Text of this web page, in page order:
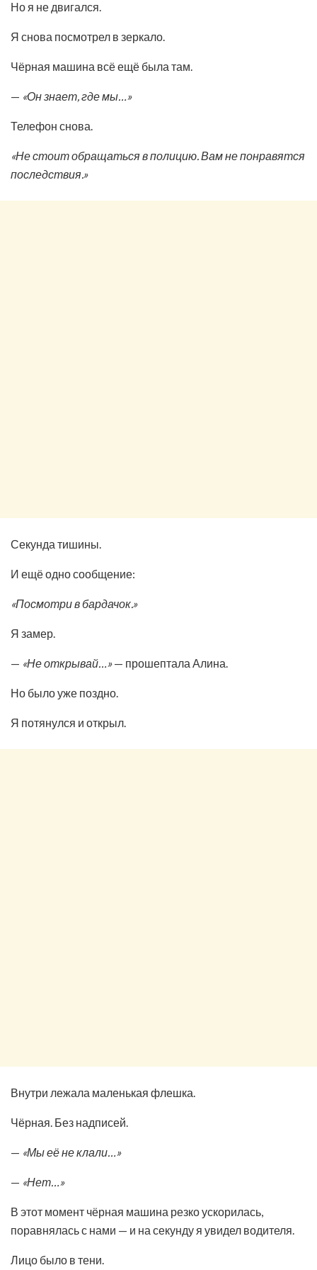
Но я не двигался.
Я снова посмотрел в зеркало.
Чёрная машина всё ещё была там.
— «Он знает, где мы…»
Телефон снова.
«Не стоит обращаться в полицию. Вам не понравятся
последствия.»
Секунда тишины.
И ещё одно сообщение:
«Посмотри в бардачок.»
Я замер.
— «Не открывай…»— прошептала Алина.
Но было уже поздно.
Я потянулся и открыл.
Внутри лежала маленькая флешка.
Чёрная. Без надписей.
— «Мы её не клали…»
— «Нет…»
В этот момент чёрная машина резко ускорилась,
поравнялась с нами — и на секунду я увидел водителя.
Лицо было в тени.